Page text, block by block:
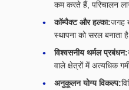
कम करते हैं, परिचालन
कॉम्पैक्ट और हल्का:जगह
स्थापना को सरल बनाता
विश्वसनीय थर्मल प्रबंधन:
वाले क्षेत्रों में अत्यधिक
अनुकूलन योग्य विकल्प: